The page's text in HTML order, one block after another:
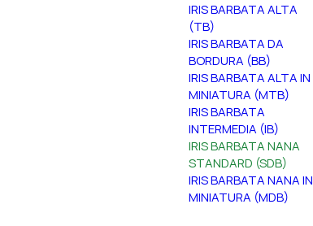
IRIS BARBATA ALTA
(TB)
IRIS BARBATA DA
BORDURA (BB)
IRIS BARBATA ALTA IN
MINIATURA (MTB)
IRIS BARBATA
INTERMEDIA (IB)
IRIS BARBATA NANA
STANDARD (SDB)
IRIS BARBATA NANA IN
MINIATURA (MDB)